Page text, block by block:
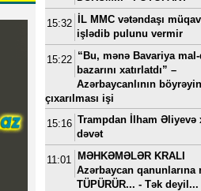
15:32
İL MMC vətəndaşı
işlədib pulunu vermir
15:22 “Bu, mənə Bavariya
bazarını xatırlatdı” –
Azərbaycanlının
çıxarılması işi
15:16 Trampdan İlham Əliyevə
dəvət
11:01
MƏHKƏMƏLƏR KRALI
Azərbaycan qanunlarına
TÜPÜRÜR... - Tək deyil...